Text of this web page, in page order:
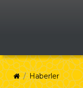
Haberler